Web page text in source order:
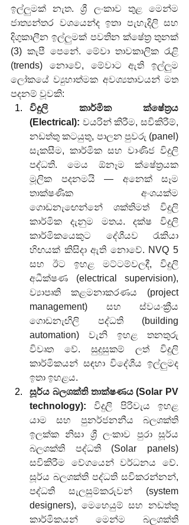
ඉල්ලුමක් නැත. ශ්‍රී ලංකාව තුළ මෙන්ම
ජාත්‍යන්තර වශයෙන්ද ඉතා පැහැදිලි සහ
දිගුකාලීන ඉල්ලුමක් පවතින ක්ෂේත්‍ර තුනක්
(3) කැපී පෙනේ. මේවා තාවකාලික රැළි
(trends) නොවේ, මේවාට ඇති ඉල්ලුම
ලෝකයේ ව්‍යුහාත්මක අවශ්‍යතාවයන් මත
පදනම් වූවකි:
විදුලි කාර්මික ක්ෂේත්‍රය
(Electrical): වයරින් කිරීම, සවිකිරීම්,
නඩත්තු කටයුතු, පාලන පුවරු (panel)
සැකසීම, කාර්මික සහ වාණිජ විදුලි
පද්ධති. මෙය ඕනෑම ක්ෂේත්‍රයක
මූලික පදනමයි — අනෙක් සෑම
තාක්ෂණික අංශයක්ම
ගොඩනැඟෙන්නේ ශක්තිමත් විදුලි
කාර්මික දැනුම මතය. දක්ෂ විදුලි
කාර්මිකයෙකුට දේශීයව රැකියා
හිඟයක් කිසිදා ඇති නොවේ. NVQ 5
සහ ඊට ඉහළ මට්ටම්වලදී, විදුලි
අධීක්ෂණ (electrical supervision),
ව්‍යාපෘති කළමනාකරණය (project
management) සහ ස්වයංක්‍රීය
ගොඩනැඟිලි පද්ධති (building
automation) වැනි ඉහළ තනතුරු
විවෘත වේ. සුදුසුකම් ලත් විදුලි
කාර්මිකයන් සඳහා විදේශීය ඉල්ලුමද
ඉතා ඉහළය.
සූර්ය බලශක්ති තාක්ෂණය (Solar PV
technology): විදුලි පිරිවැය ඉහළ
යාම සහ පුනර්ජනනීය බලශක්ති
ඉලක්ක නිසා ශ්‍රී ලංකාව පුරා සූර්ය
බලශක්ති පද්ධති (Solar panels)
සවිකිරීම වේගයෙන් වර්ධනය වේ.
සූර්ය බලශක්ති පද්ධති සවිකරන්නන්,
පද්ධති සැලසුම්කරුවන් (system
designers), මෙහෙයුම් සහ නඩත්තු
කාර්මිකයන් මෙන්ම බලශක්ති